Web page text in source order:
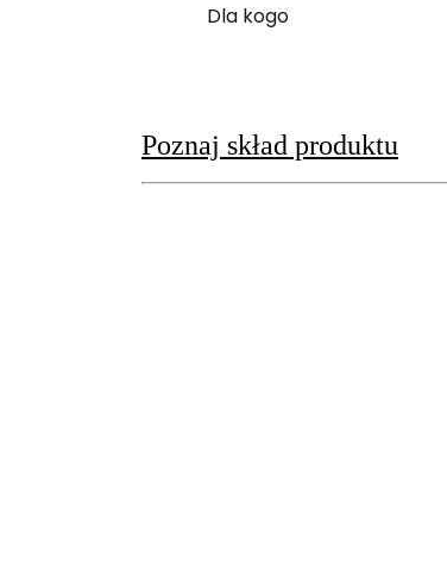
Dla kogo
Poznaj skład produktu